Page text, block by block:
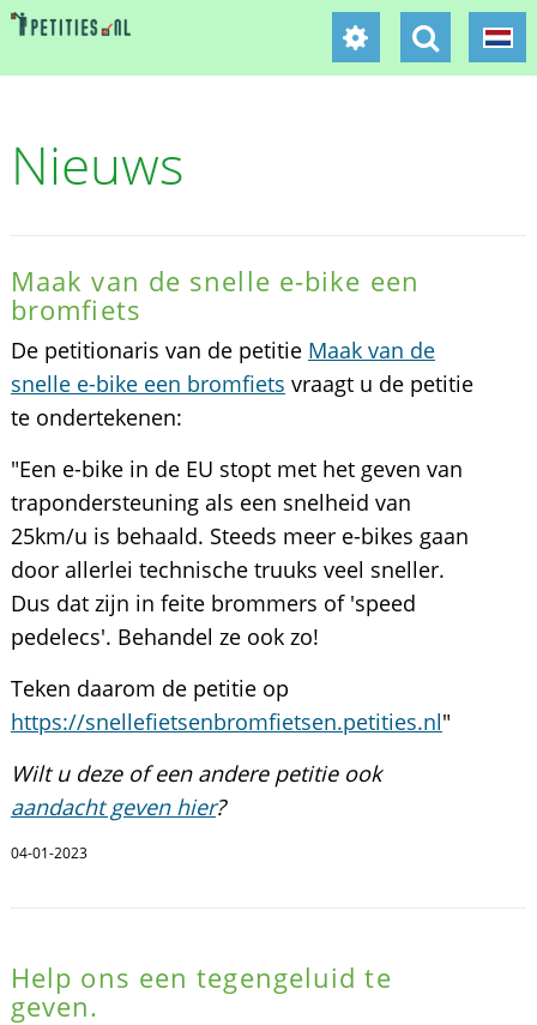
Nieuws
Maak van de snelle e-bike een
bromfiets
De petitionaris van de petitie Maak van de
snelle e-bike een bromfiets vraagt u de petitie
te ondertekenen:
"Een e-bike in de EU stopt met het geven van
trapondersteuning als een snelheid van
25km/u is behaald. Steeds meer e-bikes gaan
door allerlei technische truuks veel sneller.
Dus dat zijn in feite brommers of 'speed
pedelecs'. Behandel ze ook zo!
Teken daarom de petitie op
https://snellefietsenbromfietsen.petities.nl"
Wilt u deze of een andere petitie ook
aandacht geven hier?
04-01-2023
Help ons een tegengeluid te
geven.